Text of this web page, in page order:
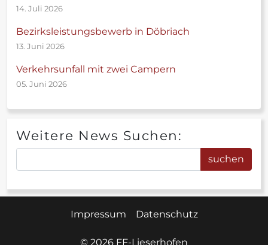
14. Juli 2026
Bezirksleistungsbewerb in Döbriach
13. Juni 2026
Verkehrsunfall mit zwei Campern
05. Juni 2026
Weitere News Suchen:
Impressum Datenschutz
© 2026 FF-Lieserhofen